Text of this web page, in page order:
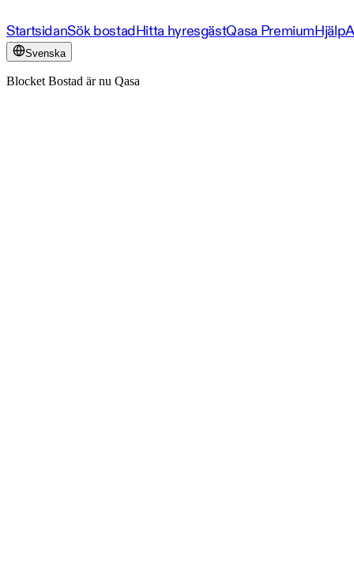
StartsidanSök bostadHitta hyresgästQasa PremiumHjälp
Svenska
Blocket Bostad är nu Qasa